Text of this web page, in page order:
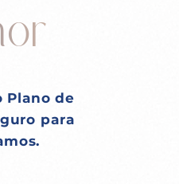
Plano de
para